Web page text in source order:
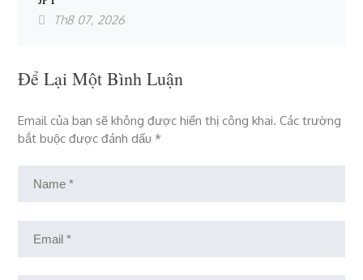
Th8 07, 2026
Để Lại Một Bình Luận
Email của bạn sẽ không được hiển thị công khai. Các trường
bắt buộc được đánh dấu*